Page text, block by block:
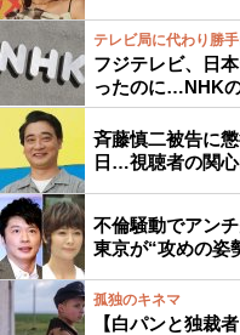
テレビ局に代わり勝手
フジテレビ、日
ったのに…NHK
斉藤慎二被告に
日…視聴者の関
不倫騒動でアン
東京が“攻めの姿
孤独のキネマ
【白パンと独裁